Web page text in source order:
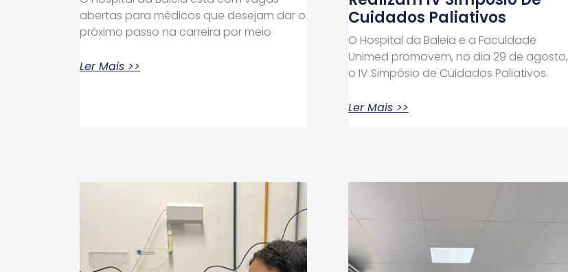
abertas para médicos que desejam dar o
próximo passo na carreira por meio
Ler Mais >>
Cuidados Paliativos
O Hospital da Baleia e a Faculdade
Unimed promovem, no dia 29 de agosto,
o IV Simpósio de Cuidados Paliativos.
Ler Mais >>